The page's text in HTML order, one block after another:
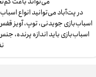
در پت‌آباد می‌توانید انواع
اسباب‌بازی جویدنی، توپ، آویز
اسباب‌بازی باید اندازه